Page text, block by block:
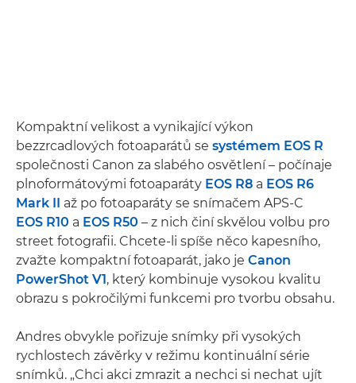
Kompaktní velikost a vynikající výkon
bezzrcadlových fotoaparátů se systémem EOS R
společnosti Canon za slabého osvětlení – počínaje
plnoformátovými fotoaparáty EOS R8 a EOS R6
Mark II až po fotoaparáty se snímačem APS-C
EOS R10 a EOS R50 – z nich činí skvělou volbu pro
street fotografii. Chcete-li spíše něco kapesního,
zvažte kompaktní fotoaparát, jako je Canon
PowerShot V1, který kombinuje vysokou kvalitu
obrazu s pokročilými funkcemi pro tvorbu obsahu.
Andres obvykle pořizuje snímky při vysokých
rychlostech závěrky v režimu kontinuální série
snímků. „Chci akci zmrazit a nechci si nechat ujít